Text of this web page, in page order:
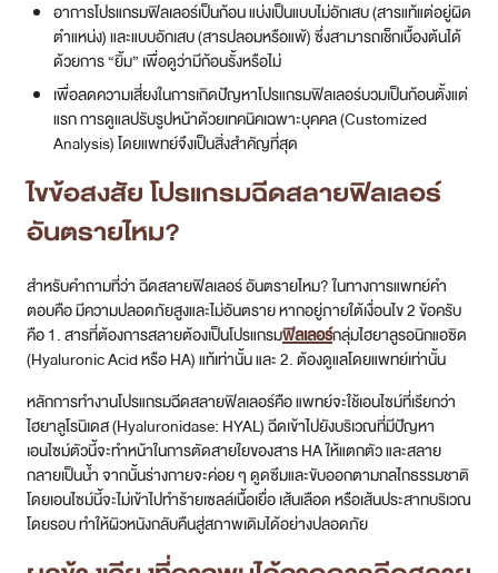
สาขา บางนา
สาขา CDC
สาขา นครปฐม
ไทย
อาการโปรแกรมฟิลเลอร์เป็นก้อน แบ่งเป็นแบบไม่อักเสบ (สารแท้แต่อยู่ผิด
ตำแหน่ง) และแบบอักเสบ (สารปลอมหรือแพ้) ซึ่งสามารถเช็กเบื้องต้นได้
ด้วยการ “ยิ้ม” เพื่อดูว่ามีก้อนรั้งหรือไม่
เพื่อลดความเสี่ยงในการเกิดปัญหาโปรแกรมฟิลเลอร์บวมเป็นก้อนตั้งแต่
แรก การดูแลปรับรูปหน้าด้วยเทคนิคเฉพาะบุคคล (Customized
Analysis) โดยแพทย์จึงเป็นสิ่งสำคัญที่สุด
ไขข้อสงสัย โปรแกรมฉีดสลายฟิลเลอร์
อันตรายไหม?
สำหรับคำถามที่ว่า ฉีดสลายฟิลเลอร์ อันตรายไหม? ในทางการแพทย์คำ
ตอบคือ มีความปลอดภัยสูงและไม่อันตราย หากอยู่ภายใต้เงื่อนไข 2 ข้อครับ
คือ 1. สารที่ต้องการสลายต้องเป็นโปรแกรมฟิลเลอร์กลุ่มไฮยาลูรอนิกแอซิด
(Hyaluronic Acid หรือ HA) แท้เท่านั้น และ 2. ต้องดูแลโดยแพทย์เท่านั้น
หลักการทำงานโปรแกรมฉีดสลายฟิลเลอร์คือ แพทย์จะใช้เอนไซม์ที่เรียกว่า
ไฮยาลูโรนิเดส (Hyaluronidase: HYAL) ฉีดเข้าไปยังบริเวณที่มีปัญหา
เอนไซม์ตัวนี้จะทำหน้าในการตัดสายใยของสาร HA ให้แตกตัว และสลาย
กลายเป็นน้ำ จากนั้นร่างกายจะค่อย ๆ ดูดซึมและขับออกตามกลไกธรรมชาติ
โดยเอนไซม์นี้จะไม่เข้าไปทำร้ายเซลล์เนื้อเยื่อ เส้นเลือด หรือเส้นประสาทบริเวณ
โดยรอบ ทำให้ผิวหนังกลับคืนสู่สภาพเดิมได้อย่างปลอดภัย